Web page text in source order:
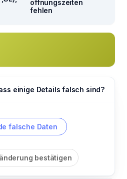
öffnungszeiten
fehlen
einige Details falsch sind?
falsche Daten
bestätigen